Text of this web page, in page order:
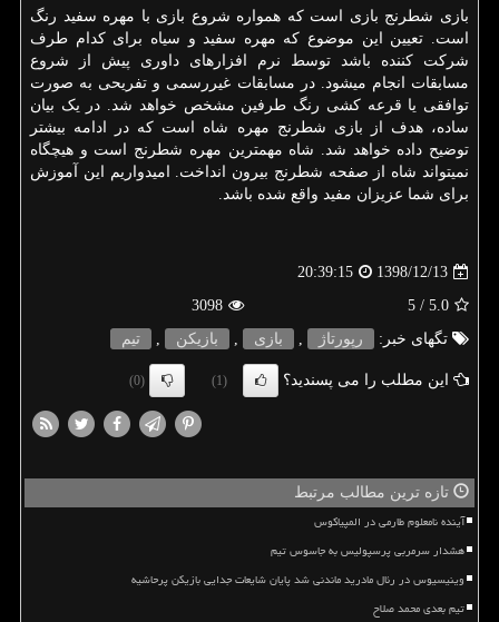
بازی شطرنج بازی است که همواره شروع بازی با مهره سفید رنگ
است. تعیین این موضوع که مهره سفید و سیاه برای کدام طرف
شرکت کننده باشد توسط نرم افزارهای داوری پیش از شروع
مسابقات انجام میشود. در مسابقات غیررسمی و تفریحی به صورت
توافقی یا قرعه کشی رنگ طرفین مشخص خواهد شد. در یک بیان
ساده، هدف از بازی شطرنج مهره شاه است که در ادامه بیشتر
توضیح داده خواهد شد. شاه مهمترین مهره شطرنج است و هیچگاه
نمیتواند شاه از صفحه شطرنج بیرون انداخت. امیدواریم این آموزش
برای شما عزیزان مفید واقع شده باشد.
1398/12/13
20:39:15
5.0
/ 5
3098
تگهای خبر:
رپورتاژ , بازی , بازیكن , تیم
این مطلب را می پسندید؟ (1)
(0)
تازه ترین مطالب مرتبط
آینده نامعلوم طارمی در المپیاکوس
هشدار سرمربی پرسپولیس به جاسوس تیم
وینیسیوس در رئال مادرید ماندنی شد پایان شایعات جدایی بازیکن پرحاشیه
تیم بعدی محمد صلاح